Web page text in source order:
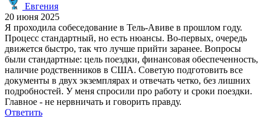
Евгения
20 июня 2025
Я проходила собеседование в Тель-Авиве в прошлом году.
Процесс стандартный, но есть нюансы. Во-первых, очередь
движется быстро, так что лучше прийти заранее. Вопросы
были стандартные: цель поездки, финансовая обеспеченность,
наличие родственников в США. Советую подготовить все
документы в двух экземплярах и отвечать четко, без лишних
подробностей. У меня спросили про работу и сроки поездки.
Главное - не нервничать и говорить правду.
Ответить